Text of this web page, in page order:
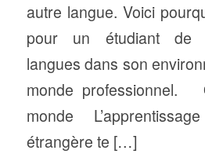
autre langue. Voici
pour un étudiant de
langues dans son
monde professionnel.
monde
étrangère te […]